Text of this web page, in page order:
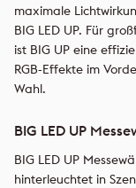
maximale
BIG LED UP. Für
ist BIG UP eine
RGB-Effekte im
Wahl.
BIG LED UP
BIG LED UP
hinterleuchtet in